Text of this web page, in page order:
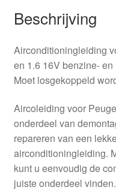
Beschrijving
Airconditioningleiding
en 1.6 16V benzine- en
Moet losgekoppeld
Aircoleiding voor
onderdeel van
repareren van een
airconditioningleiding.
kunt u eenvoudig de
juiste onderdeel vinden.